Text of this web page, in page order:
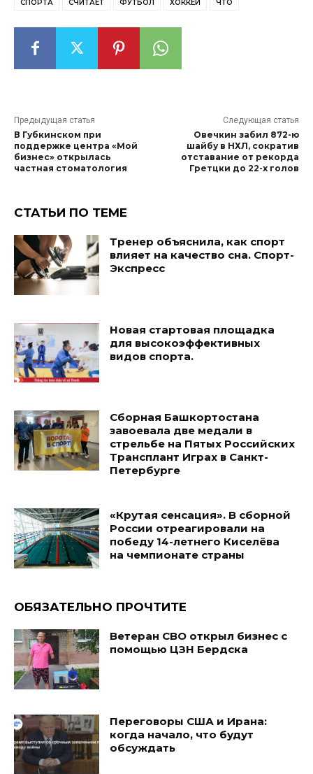
СПОРТА СЧИТАЕТ ФУТБОЛ ХОККЕЙ ЧТО
Предыдущая статья
В Губкинском при
поддержке центра «Мой
бизнес» открылась
частная стоматология
Следующая статья
Овечкин забил 872-ю
шайбу в НХЛ, сократив
отставание от рекорда
Гретцки до 22-х голов
СТАТЬИ ПО ТЕМЕ
Тренер объяснила, как спорт
влияет на качество сна. Спорт-
Экспресс
Новая стартовая площадка
для высокоэффективных
видов спорта.
Сборная Башкортостана
завоевала две медали в
стрельбе на Пятых Российских
Трансплант Играх в Санкт-
Петербурге
«Крутая сенсация». В сборной
России отреагировали на
победу 14-летнего Киселёва
на чемпионате страны
ОБЯЗАТЕЛЬНО ПРОЧТИТЕ
Ветеран СВО открыл бизнес с
помощью ЦЗН Бердска
Переговоры США и Ирана:
когда начало, что будут
обсуждать